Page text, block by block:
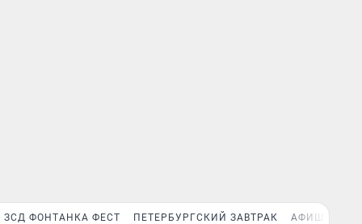
ЗСД ФОНТАНКА ФЕСТ ПЕТЕРБУРГСКИЙ ЗАВТРАК АФИША PLUS